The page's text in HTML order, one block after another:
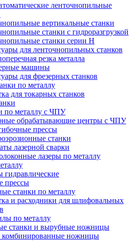
ленточнопильные
вертикальные станки
станки с гидроразгрузкой
станки серии H
для ленточнопильных станков
резка металла
машины
для фрезерных станков
по металлу
для токарных станков
по металлу с ЧПУ
обрабатывающие центры с ЧПУ
прессы
станки
лазерной сварки
лазеры по металлу
гидравлические
прессы
станки по металлу
и расходники для шлифовальных
по металлу
станки и вырубные ножницы
ножницы